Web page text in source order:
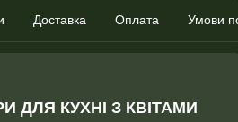
Доставка Оплата Умови
ДЛЯ КУХНІ З КВІТАМИ